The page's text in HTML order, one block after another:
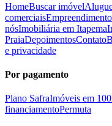
HomeBuscar imóvel
comerciais
nósImobiliária em Itapema
PraiaDepoimentosContato
e privacidade
Por pagamento
Plano SafraImóveis em
financiamentoPermuta